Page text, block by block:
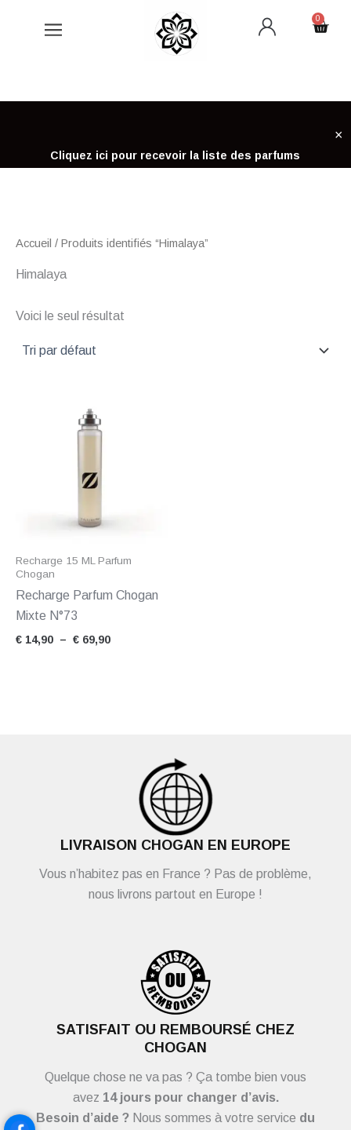
0
Cart
Cliquez ici pour recevoir la liste des parfums
×
Accueil / Produits identifiés “Himalaya”
Himalaya
Voici le seul résultat
Recharge 15 ML Parfum
Chogan
Recharge Parfum Chogan
Mixte N°73
€ 14,90 – € 69,90
LIVRAISON CHOGAN EN EUROPE
Vous n’habitez pas en France ? Pas de problème,
nous livrons partout en Europe !
SATISFAIT OU REMBOURSÉ CHEZ
CHOGAN
Quelque chose ne va pas ? Ça tombe bien vous
avez 14 jours pour changer d’avis.
Besoin d’aide ? Nous sommes à votre service du